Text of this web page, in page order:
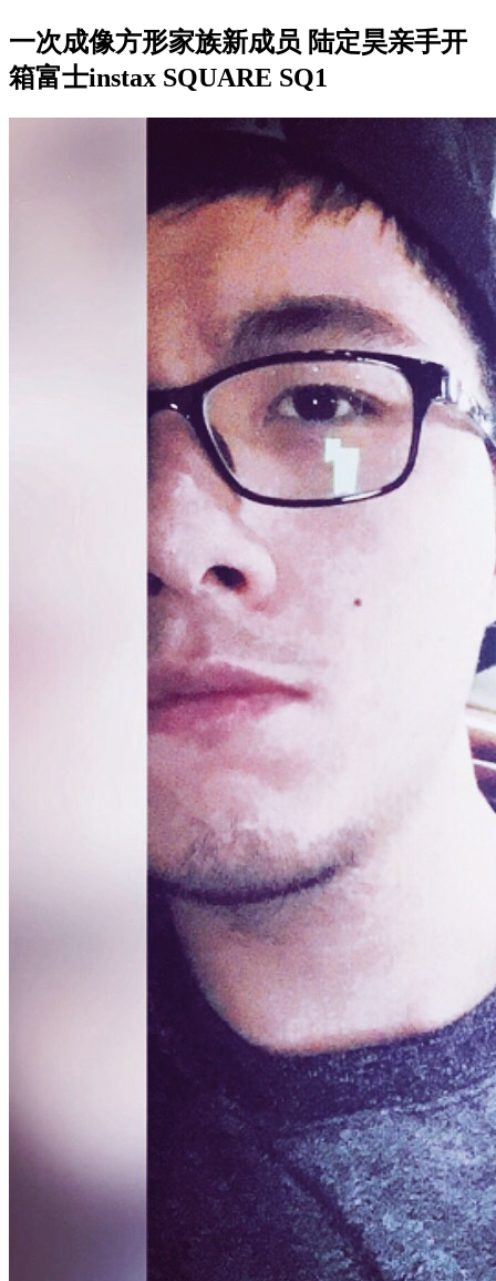
一次成像方形家族新成员 陆定昊亲手开
箱富士instax SQUARE SQ1